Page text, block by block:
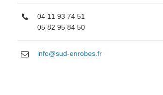
04 11 93 74 51
05 82 95 84 50
info@sud-enrobes.fr